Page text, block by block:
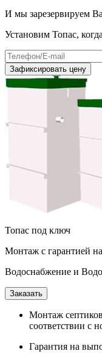
И мы зарезервируем
Установим Топас,
Зафиксировать цену
Топас под ключ
Монтаж с гарантией
Водоснабжение и
Заказать
Монтаж
соответствии с
Гарантия на